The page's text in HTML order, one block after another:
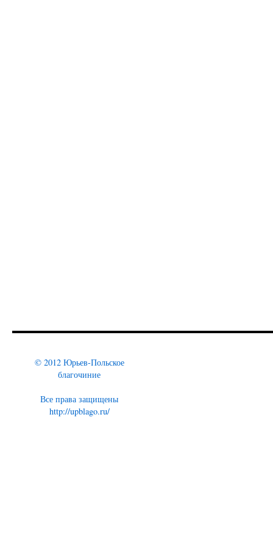
© 2012 Юрьев-Польское
благочиние
Все права защищены
http://upblago.ru/